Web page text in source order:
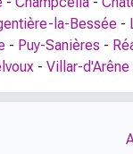
la-Bessée -
- Puy-Sanières -
- Villar-d'Arêne